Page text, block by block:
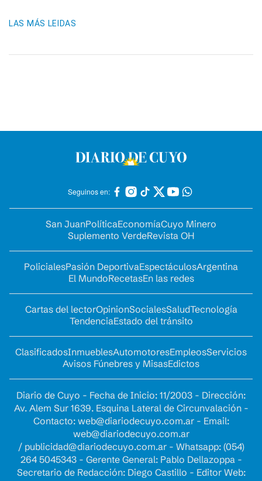
LAS MÁS LEIDAS
Seguinos en:
San JuanPolíticaEconomíaCuyo Minero
Suplemento VerdeRevista OH
PolicialesPasión DeportivaEspectáculosArgentina
El MundoRecetasEn las redes
Cartas del lectorOpinionSocialesSaludTecnología
TendenciaEstado del tránsito
ClasificadosInmueblesAutomotoresEmpleosServicios
Avisos Fúnebres y MisasEdictos
Diario de Cuyo - Fecha de Inicio: 11/2003 - Dirección:
Av. Alem Sur 1639. Esquina Lateral de Circunvalación -
Contacto: web@diariodecuyo.com.ar- Email:
web@diariodecuyo.com.ar
/ publicidad@diariodecuyo.com.ar- Whatsapp: (054)
264 5045343 - Gerente General: Pablo Dellazoppa -
Secretario de Redacción: Diego Castillo - Editor Web: